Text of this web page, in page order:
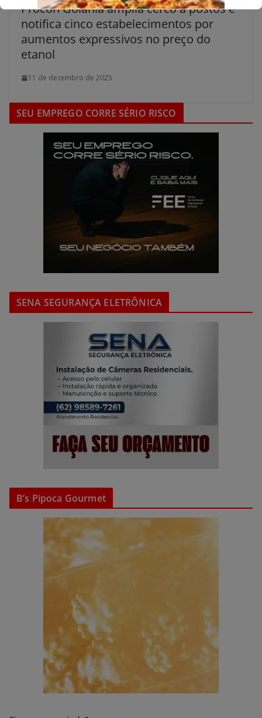
Procon Goiânia amplia cerco a postos e
notifica cinco estabelecimentos por
aumentos expressivos no preço do
etanol
11 de dezembro de 2025
SEU EMPREGO CORRE SÉRIO RISCO
SENA SEGURANÇA ELETRÔNICA
B’s Pipoca Gourmet